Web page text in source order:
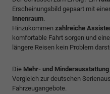
Erscheinungsbild gepaart mit
Innenraum
Hinzukommen zahlreiche
komfortable Fahrt sorgen und eine
längere Reisen kein Problem
Die Mehr- und Minderausstattung
Vergleich zur deutschen
Fahrzeugangebote.